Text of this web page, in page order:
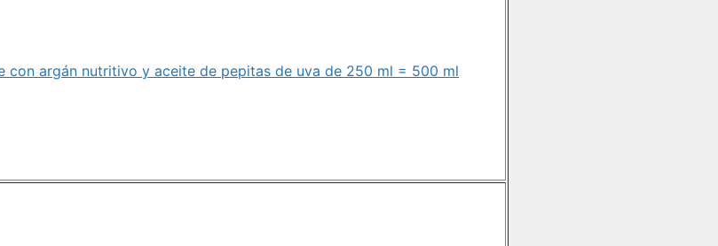
con argán nutritivo y aceite de pepitas de uva de 250 ml = 500 ml